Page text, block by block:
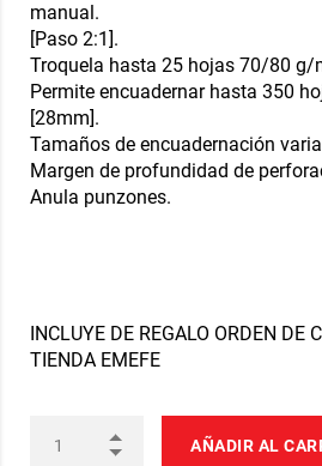
manual.
[Paso 2:1].
Troquela hasta 25 hojas 70/80 g/
Permite encuadernar hasta 350
[28mm].
Tamaños de encuadernación
Margen de profundidad de
Anula punzones.
INCLUYE DE REGALO ORDEN DE
TIENDA EMEFE
AÑADIR AL